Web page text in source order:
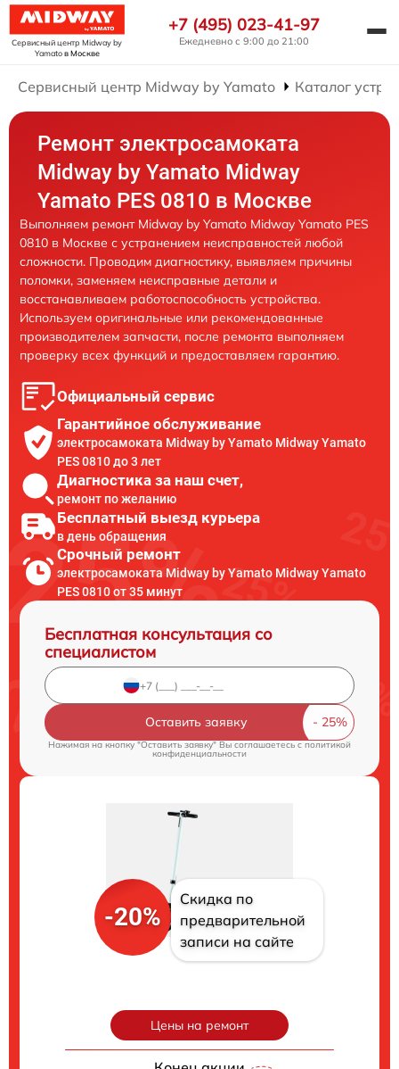
Сервисный центр Midway by
Yamatoв Москве
+7 (495) 023-41-97
Ежедневно с 9:00 до 21:00
Сервисный центр Midway by Yamato Каталог
Ремонт электросамоката
Midway by Yamato Midway
Yamato PES 0810 в Москве
Выполняем ремонт Midway by Yamato Midway Yamato PES
0810 в Москве с устранением неисправностей любой
сложности. Проводим диагностику, выявляем причины
поломки, заменяем неисправные детали и
восстанавливаем работоспособность устройства.
Используем оригинальные или рекомендованные
производителем запчасти, после ремонта выполняем
проверку всех функций и предоставляем гарантию.
Официальный сервис
Гарантийное обслуживание
электросамоката Midway by Yamato Midway Yamato
PES 0810 до 3 лет
Диагностика за наш счет,
ремонт по желанию
Бесплатный выезд курьера
в день обращения
Срочный ремонт
электросамоката Midway by Yamato Midway Yamato
PES 0810 от 35 минут
Бесплатная консультация со
специалистом
Оставить заявку
Нажимая на кнопку "Оставить заявку" Вы соглашаетесь c политикой
конфиденциальности
-20%
Скидка по
предварительной
записи на сайте
Цены на ремонт